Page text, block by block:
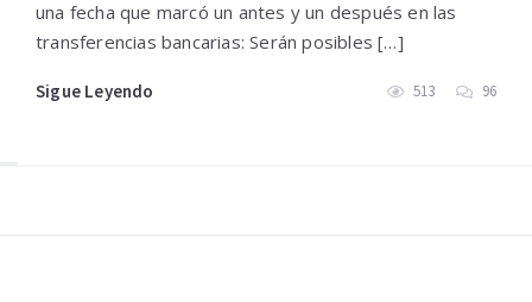
una fecha que marcó un antes y un después en las
transferencias bancarias: Serán posibles […]
Sigue Leyendo 513 96